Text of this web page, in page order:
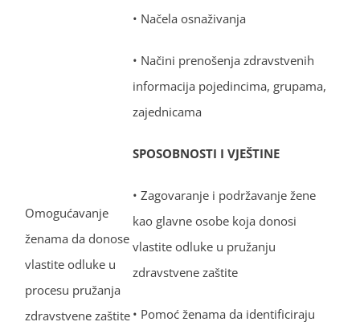
Omogućavanje
ženama da donose
vlastite odluke u
procesu pružanja
zdravstvene zaštite
• Načela osnaživanja
• Načini prenošenja zdravstvenih
informacija pojedincima, grupama,
zajednicama
SPOSOBNOSTI I VJEŠTINE
• Zagovaranje i podržavanje žene
kao glavne osobe koja donosi
vlastite odluke u pružanju
zdravstvene zaštite
• Pomoć ženama da identificiraju